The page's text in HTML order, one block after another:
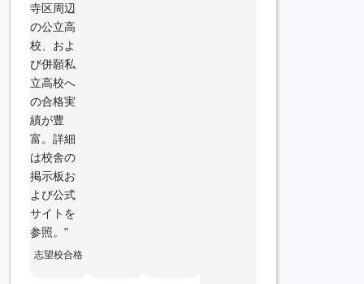
寺区周辺
の公立高
校、およ
び併願私
立高校へ
の合格実
績が豊
富。詳細
は校舎の
掲示板お
よび公式
サイトを
参照。"
志望校合格